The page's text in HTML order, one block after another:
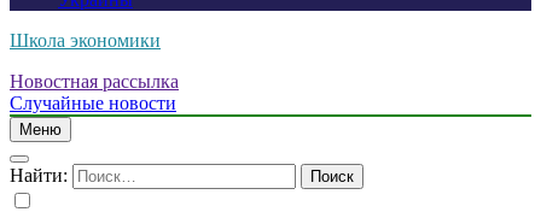
Школа экономики
Новостная рассылка
Случайные новости
Меню
Найти: